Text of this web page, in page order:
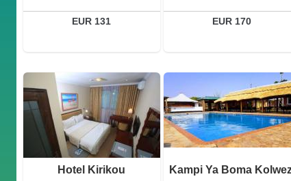
EUR 131
Réserver
EUR 170
Réserver
Hotel Kirikou
Petit-déjeuner inclus
38 avis
Kampi Ya Boma
6 avis